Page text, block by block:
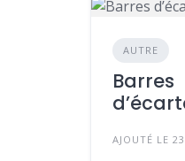
AUTRE
Barres
AJOUTÉ LE